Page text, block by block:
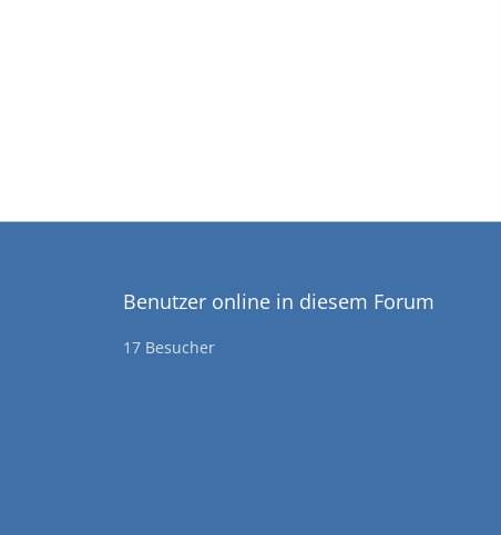
Benutzer online in diesem Forum
17 Besucher